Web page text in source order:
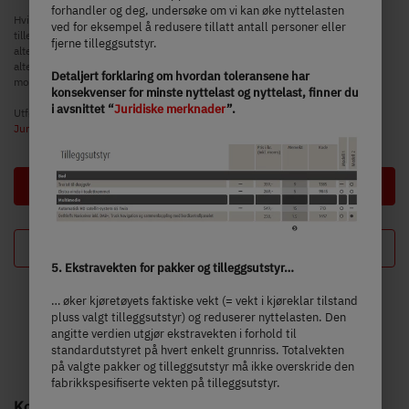
Hvis nyttelasten økes, økes også den fabrikkspesifiserte vekten på
tilleggsutstyr. Økningen er et resultat av den økte nyttelasten på grunn av
alternativt chassis. Av dette resultatet trekkes den økte egenvekten på det
alternative chassiset, pluss særlig vekten på ev. obligatorisk tyngre
motorvarianter (f.eks. 180 PS).
Utførlige merknader og forklaringer angående vekt finner du i avsnittet
Juridiske merknader
Neste
forhandler og deg, undersøke om vi kan øke nyttelasten
ved for eksempel å redusere tillatt antall personer eller
fjerne tilleggsutstyr.
Detaljert forklaring om hvordan toleransene har
konsekvenser for minste nyttelast og nyttelast, finner du
i avsnittet “Juridiske merknader”.
5. Ekstravekten for pakker og tilleggsutstyr…
… øker kjøretøyets faktiske vekt (= vekt i kjøreklar tilstand
pluss valgt tilleggsutstyr) og reduserer nyttelasten. Den
angitte verdien utgjør ekstravekten i forhold til
standardutstyret på hvert enkelt grunnriss. Totalvekten
på valgte pakker og tilleggsutstyr må ikke overskride den
fabrikkspesifiserte vekten på tilleggsutstyr.